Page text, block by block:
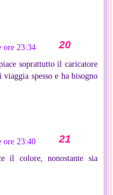
ore 23:34
soprattutto il caricatore
spesso e ha bisogno
ore 23:40
il colore, nonostante sia